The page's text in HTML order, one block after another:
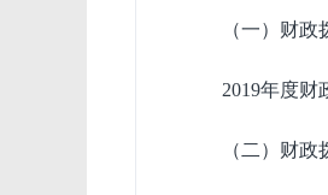
（一）财
2019年度财
（二）财